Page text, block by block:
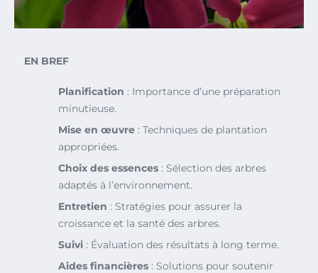
EN BREF
Planification : Importance d’une préparation
minutieuse.
Mise en œuvre : Techniques de plantation
appropriées.
Choix des essences : Sélection des arbres
adaptés à l’environnement.
Entretien : Stratégies pour assurer la
croissance et la santé des arbres.
Suivi : Évaluation des résultats à long terme.
Aides financières : Solutions pour soutenir